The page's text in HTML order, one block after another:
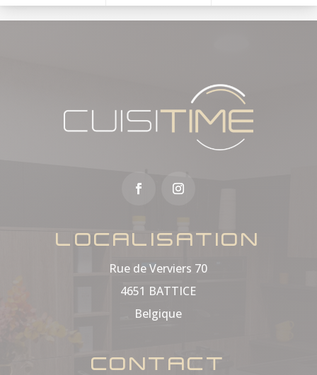
LOCALISATION
Rue de Verviers 70
4651 BATTICE
Belgique
CONTACT